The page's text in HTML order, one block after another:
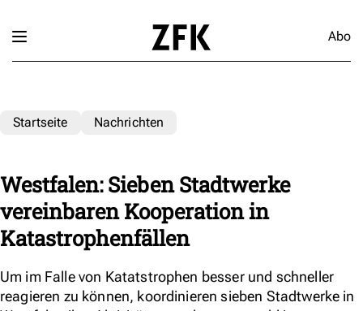
Abo
Startseite Nachrichten
Westfalen: Sieben Stadtwerke
vereinbaren Kooperation in
Katastrophenfällen
Um im Falle von Katatstrophen besser und schneller
reagieren zu können, koordinieren sieben Stadtwerke in